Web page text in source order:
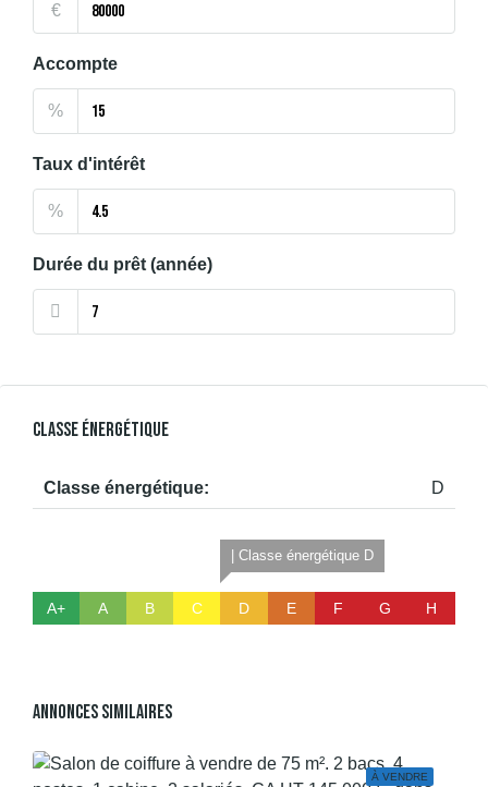
€
Accompte
%
Taux d'intérêt
%
Durée du prêt (année)
Classe Énergétique
Classe énergétique: D
A+ A B C
| Classe énergétique D
D E F G H
Annonces Similaires
À VENDRE